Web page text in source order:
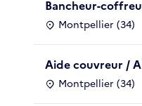
Bancheur-
Montpellier (34)
Aide couvreur /
Montpellier (34)